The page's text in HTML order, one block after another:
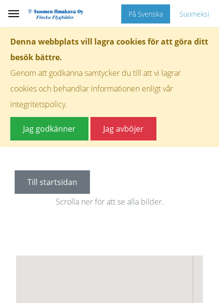
Denna webbplats vill lagra cookies för att göra ditt
besök bättre.
Genom att godkänna samtycker du till att vi lagrar
cookies och behandlar informationen enligt vår
integritetspolicy.
Jag godkänner Jag avböjer
På Svenska Suomeksi
Till startsidan
Scrolla ner för att se alla bilder.